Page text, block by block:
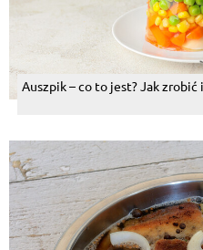
Auszpik – co to jest? Jak